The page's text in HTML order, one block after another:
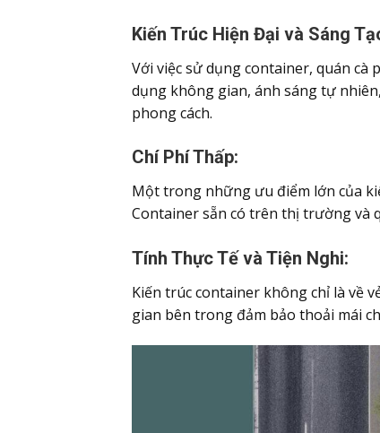
Kiến Trúc Hiện Đại và Sáng
Với việc sử dụng container, quán cà
dụng không gian, ánh sáng tự
phong cách.
Chí Phí Thấp:
Một trong những ưu điểm lớn của
Container sẵn có trên thị trường và
Tính Thực Tế và Tiện Nghi:
Kiến trúc container không chỉ là về
gian bên trong đảm bảo thoải mái